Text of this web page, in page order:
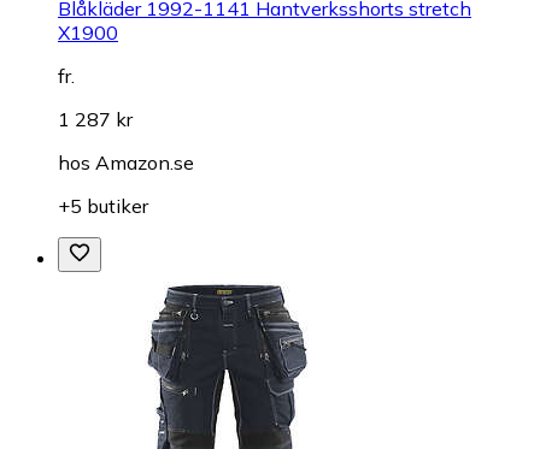
Blåkläder 1992-1141 Hantverksshorts stretch
X1900
fr.
1 287 kr
hos Amazon.se
+5 butiker